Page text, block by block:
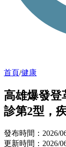
首頁/健康
高雄爆發登
診第2型，
發布時間：2026/
更新時間：2026/